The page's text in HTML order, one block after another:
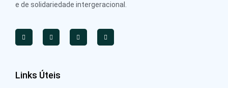
e de solidariedade intergeracional.
Links Úteis